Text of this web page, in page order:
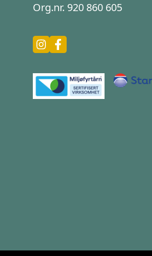
Org.nr. 920 860 605